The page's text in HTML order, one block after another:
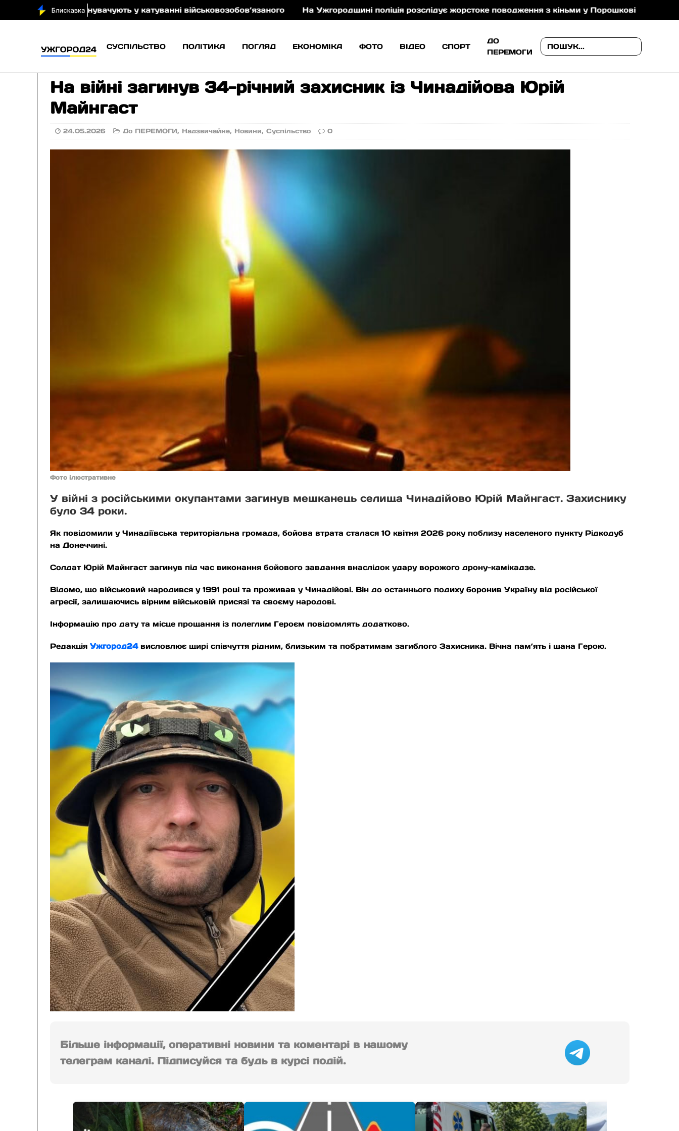
обвинувачують у катуванні військовозобов’язаного На Ужгородщині поліція розслідує жорстоке поводження з кіньми у Порошкові В Ужгороді
СУСПІЛЬСТВО ПОЛІТИКА ПОГЛЯД ЕКОНОМІКА ФОТО ВІДЕО СПОРТ
ДО
ПЕРЕМОГИ
На війні загинув 34-річний захисник із Чинадійова Юрій
Майнгаст
24.05.2026 До ПЕРЕМОГИ, Надзвичайне, Новини,Суспільство 0
Фото ілюстративне
У війні з російськими окупантами загинув мешканець селища Чинадійово Юрій Майнгаст. Захиснику
було 34 роки.
Як повідомили у Чинадіївська територіальна громада, бойова втрата сталася 10 квітня 2026 року поблизу населеного пункту Рідкодуб
на Донеччині.
Солдат Юрій Майнгаст загинув під час виконання бойового завдання внаслідок удару ворожого дрону-камікадзе.
Відомо, що військовий народився у 1991 році та проживав у Чинадійові. Він до останнього подиху боронив Україну від російської
агресії, залишаючись вірним військовій присязі та своєму народові.
Інформацію про дату та місце прощання із полеглим Героєм повідомлять додатково.
РедакціяУжгород24висловлює щирі співчуття рідним, близьким та побратимам загиблого Захисника. Вічна пам’ять і шана Герою.
Більше інформації, оперативні новини та коментарі в нашому
телеграм каналі. Підписуйся та будь в курсі подій.